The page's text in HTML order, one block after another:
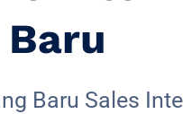
Baru Sales